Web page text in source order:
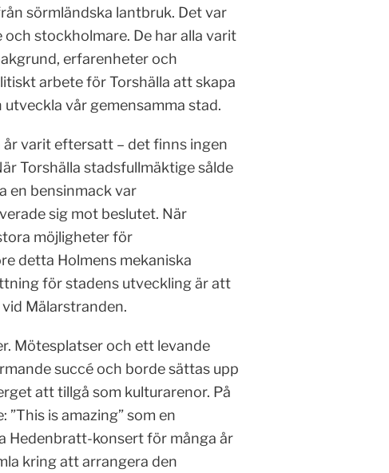
sörmländska lantbruk. Det var
stockholmare. De har alla varit
erfarenheter och
arbete för Torshälla att skapa
vår gemensamma stad.
varit eftersatt – det finns ingen
Torshälla stadsfullmäktige sålde
en bensinmack var
sig mot beslutet. När
möjligheter för
detta Holmens mekaniska
för stadens utveckling är att
Mälarstranden.
Mötesplatser och ett levande
succé och borde sättas upp
att tillgå som kulturarenor. På
is amazing” som en
Hedenbratt-konsert för många år
kring att arrangera den